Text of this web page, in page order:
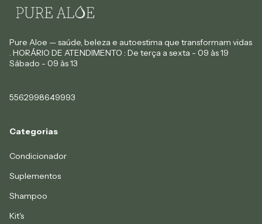
Pure Aloe — saúde, beleza e autoestima que transformam vidas
. HORÁRIO DE ATENDIMENTO : De terça a sexta - 09 às 19
Sábado - 09 às 13
5562998649993
Categorias
Condicionador
Suplementos
Shampoo
Kit's